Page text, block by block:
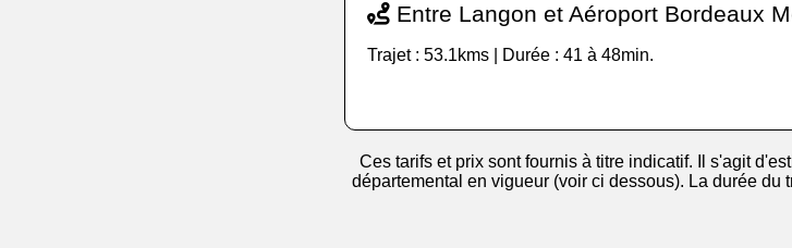
Entre Langon et Aéroport Bordeaux
Trajet : 53.1kms | Durée : 41 à 48min.
Ces tarifs et prix sont fournis à titre indicatif. Il s'agit
départemental en vigueur (voir ci dessous). La durée du